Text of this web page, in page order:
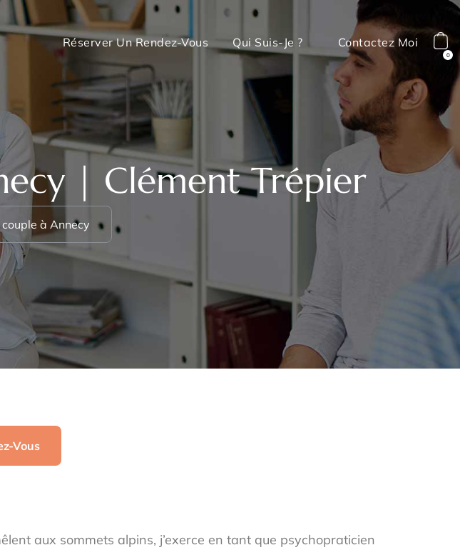
Réserver Un Rendez-Vous Qui Suis-Je ? Contactez Moi
0
| Clément Trépier
à Annecy
Vous
aux sommets alpins, j’exerce en tant que psychopraticien